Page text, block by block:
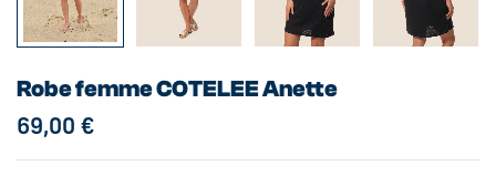
Robe femme COTELEE Anette
69,00 €